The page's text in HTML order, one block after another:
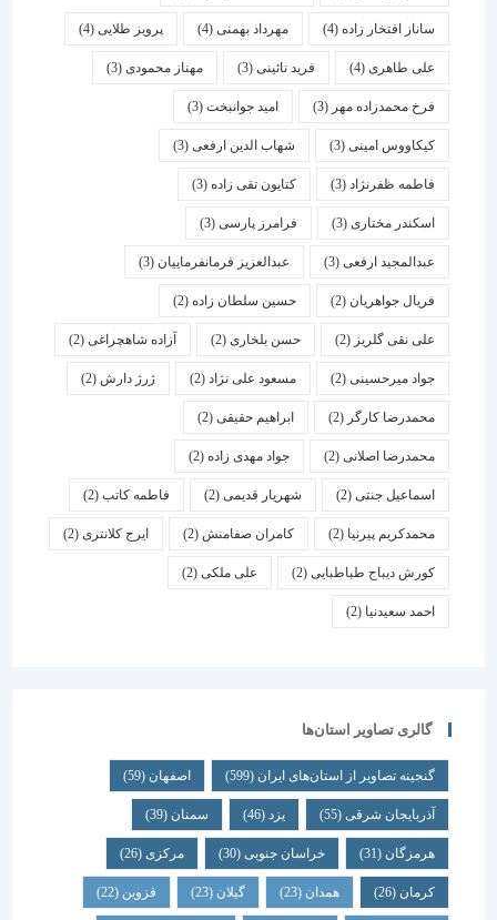
ساناز افتخار زاده(4) مهرداد بهمنی (4) پرویز طلایی(4)
علی طاهری(4) فرید نائینی(3) مهناز محمودی(3)
فرخ محمدزاده مهر(3) امید جوانبخت(3)
کیکاووس امینی(3) شهاب الدین ارفعی(3)
فاطمه ظفرنژاد(3) کتایون تقی زاده(3)
اسكندر مختاری (3) فرامرز پارسی(3)
عبدالمجید ارفعی(3) عبدالعزیز فرمانفرماییان(3)
فریال جواهریان(2) حسین سلطان زاده(2)
علی نقی گلریز(2) حسن بلخاری(2) آزاده شاهچراغی(2)
جواد میرحسینی(2) مسعود علی نژاد(2) ژرژ دارش (2)
محمدرضا کارگر(2) ابراهیم حقیقی(2)
محمدرضا اصلانی(2) جواد مهدی زاده(2)
اسماعیل جنتی(2) شهریار قدیمی(2) فاطمه کاتب(2)
محمدکریم پیرنیا (2) کامران صفامنش(2) ایرج کلانتری (2)
کورش دیباج طباطبایی(2) علی ملکی(2)
احمد سعیدنیا (2)
گالری تصاویر استان‌ها
گنجینه تصاویر از استان‌های ایران(599) اصفهان (59)
آذربایجان شرقی(55) یزد سمنان (39)
هرمزگان(31) خراسان جنوبی(30) مرکزی (26)
همدان گیلان قزوین